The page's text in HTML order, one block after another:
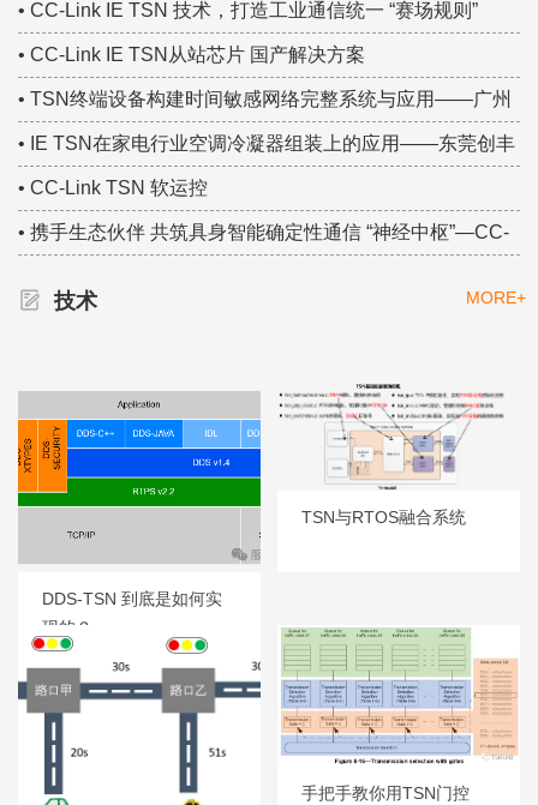
TSN技术大赛集锦
• CC-Link IE TSN 技术，打造工业通信统一 “赛场规则”
• CC-Link IE TSN从站芯片 国产解决方案
• TSN终端设备构建时间敏感网络完整系统与应用——广州
虹科 TSN技术大赛集锦
• IE TSN在家电行业空调冷凝器组装上的应用——东莞创丰
TSN技术大赛集锦
• CC-Link TSN 软运控
• 携手生态伙伴 共筑具身智能确定性通信 “神经中枢”—CC-
技术 MORE+
DDS-TSN 到底是如何实
现的？
TSN与RTOS融合系统
手把手教你用TSN门控